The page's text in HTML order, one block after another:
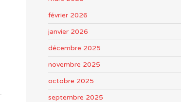
février 2026
janvier 2026
décembre 2025
novembre 2025
octobre 2025
septembre 2025